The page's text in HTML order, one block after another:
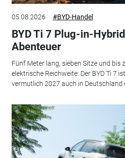
05.08.2026 #BYD-Handel
BYD Ti 7 Plug-in-
Abenteuer
Fünf Meter lang, sieben Sitze und bis
elektrische Reichweite: Der BYD Ti 7
vermutlich 2027 auch in Deutschland